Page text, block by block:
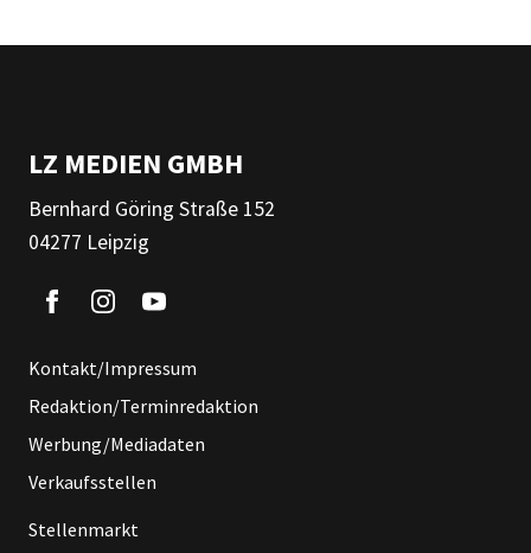
LZ MEDIEN GMBH
Bernhard Göring Straße 152
04277 Leipzig
Kontakt/Impressum
Redaktion/Terminredaktion
Werbung/Mediadaten
Verkaufsstellen
Stellenmarkt